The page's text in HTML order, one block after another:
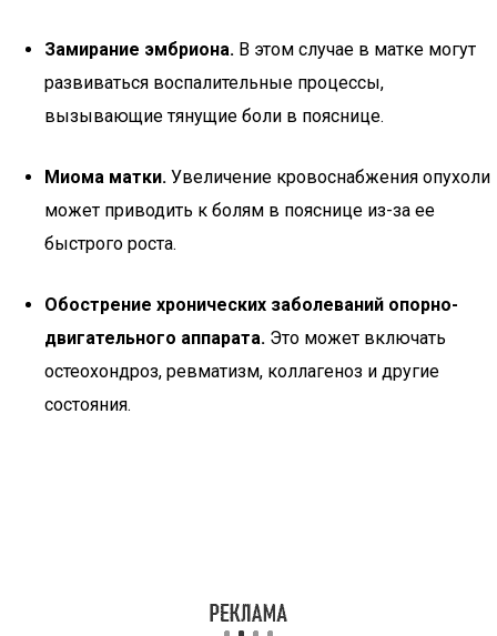
Замирание эмбриона. В этом случае в матке могут
развиваться воспалительные процессы,
вызывающие тянущие боли в пояснице.
Миома матки. Увеличение кровоснабжения опухоли
может приводить к болям в пояснице из-за ее
быстрого роста.
Обострение хронических заболеваний опорно-
двигательного аппарата. Это может включать
остеохондроз, ревматизм, коллагеноз и другие
состояния.